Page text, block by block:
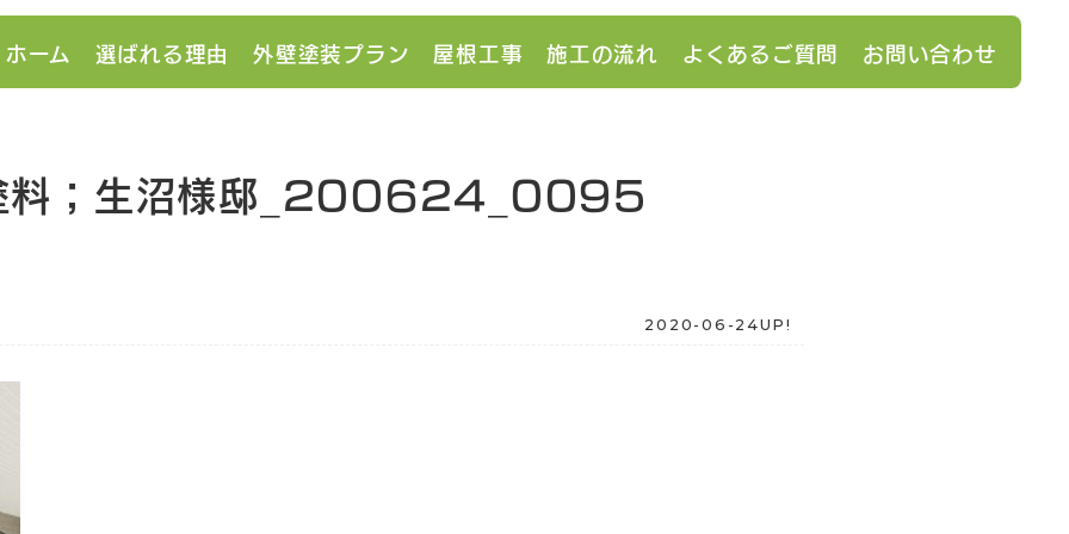
ホーム 選ばれる理由 外壁塗装プラン 屋根工事 施工の流れ よくあるご質問 お問い合わせ
料；生沼様邸_200624_0095
2020-06-24UP!